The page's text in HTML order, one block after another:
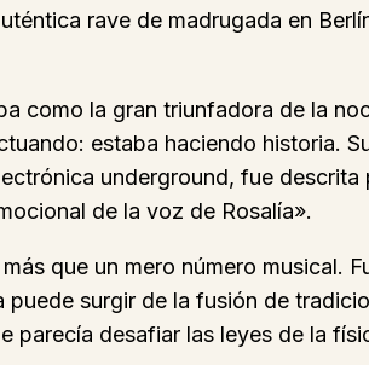
rave de madrugada en
como la gran triunfadora de la
estaba haciendo historia.
underground, fue
de la voz de Rosalía».
que un mero número musical.
surgir de la fusión de
desafiar las leyes de la